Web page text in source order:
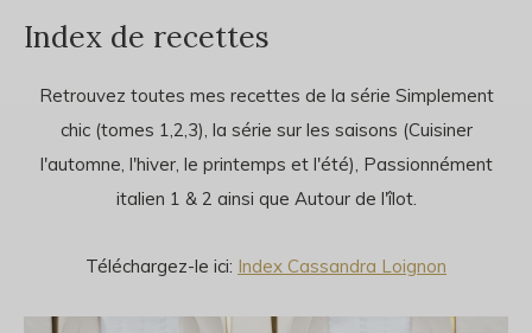
Index de recettes
Retrouvez toutes mes recettes de la série Simplement
chic (tomes 1,2,3), la série sur les saisons (Cuisiner
l'automne, l'hiver, le printemps et l'été), Passionnément
italien 1 & 2 ainsi que Autour de l'îlot.
Téléchargez-le ici: Index Cassandra Loignon